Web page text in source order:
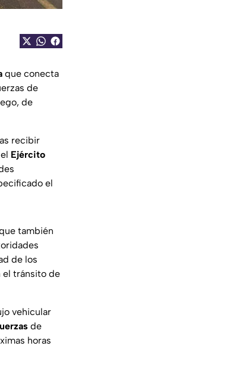
que conecta
de
de
recibir
Ejército
el
también
de los
el tránsito de
vehicular
de
horas